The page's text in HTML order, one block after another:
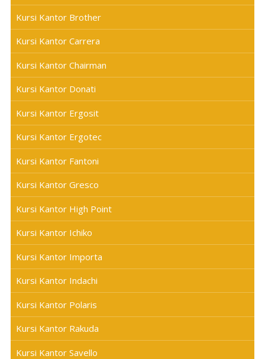
Kursi Kantor Brother
Kursi Kantor Carrera
Kursi Kantor Chairman
Kursi Kantor Donati
Kursi Kantor Ergosit
Kursi Kantor Ergotec
Kursi Kantor Fantoni
Kursi Kantor Gresco
Kursi Kantor High Point
Kursi Kantor Ichiko
Kursi Kantor Importa
Kursi Kantor Indachi
Kursi Kantor Polaris
Kursi Kantor Rakuda
Kursi Kantor Savello